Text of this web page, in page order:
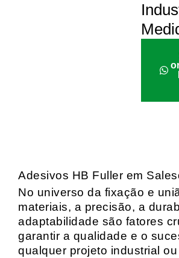
Adesivos HB Fuller em
No universo da fixação e
materiais, a precisão, a
adaptabilidade são fatores
garantir a qualidade e o
qualquer projeto industrial